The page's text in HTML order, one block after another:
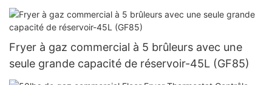
Fryer à gaz commercial à 5 ​​brûleurs avec une
seule grande capacité de réservoir-45L (GF85)